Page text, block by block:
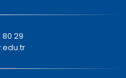
80 29